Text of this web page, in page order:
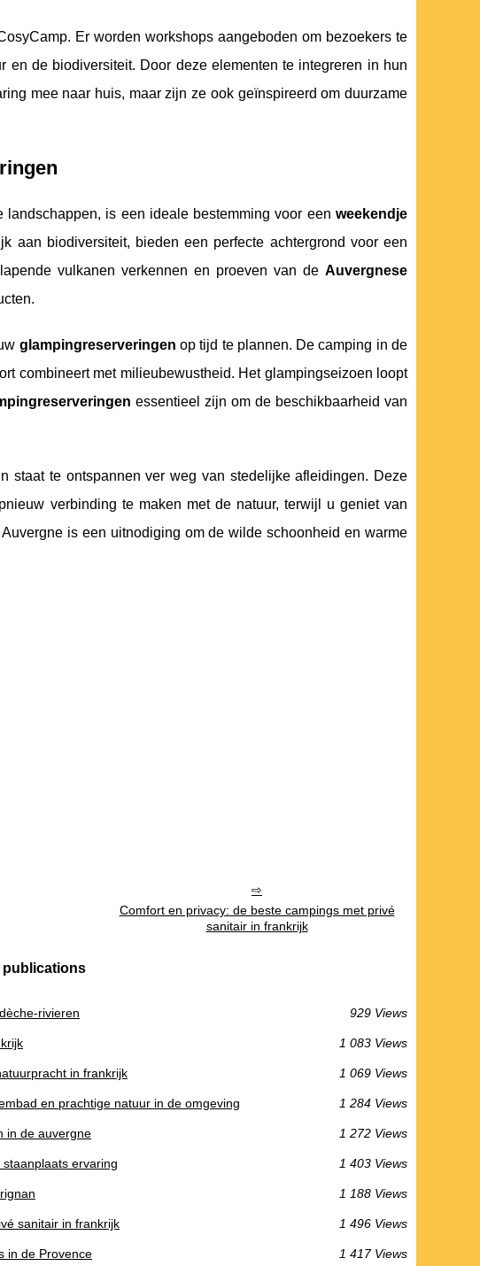
Er worden workshops aangeboden om bezoekers te
de biodiversiteit. Door deze elementen te integreren in hun
mee naar huis, maar zijn ze ook geïnspireerd om duurzame
is een ideale bestemming voor een weekendje
aan biodiversiteit, bieden een perfecte achtergrond voor een
vulkanen verkennen en proeven van deAuvergnese
glampingreserveringen op tijd te plannen. De camping in de
combineert met milieubewustheid. Het glampingseizoen loopt
essentieel zijn om de beschikbaarheid van
staat te ontspannen ver weg van stedelijke afleidingen. Deze
verbinding te maken met de natuur, terwijl u geniet van
is een uitnodiging om de wilde schoonheid en warme
Comfort en privacy: de beste campings met privé
sanitair in frankrijk
publications
rivieren 929 Views
1 083 Views
in frankrijk 1 069 Views
en prachtige natuur in de omgeving 1 284 Views
in de auvergne 1 272 Views
ervaring 1 403 Views
1 188 Views
sanitair in frankrijk 1 496 Views
in de Provence 1 417 Views